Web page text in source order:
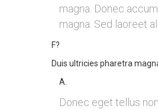
magna. Donec
magna. Sed laoreet
F?
Duis ultricies pharetra
A.
Donec eget tellus